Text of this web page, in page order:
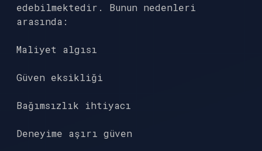
edebilmektedir. Bunun nedenleri
arasında:
Maliyet algısı
Güven eksikliği
Bağımsızlık ihtiyacı
Deneyime aşırı güven